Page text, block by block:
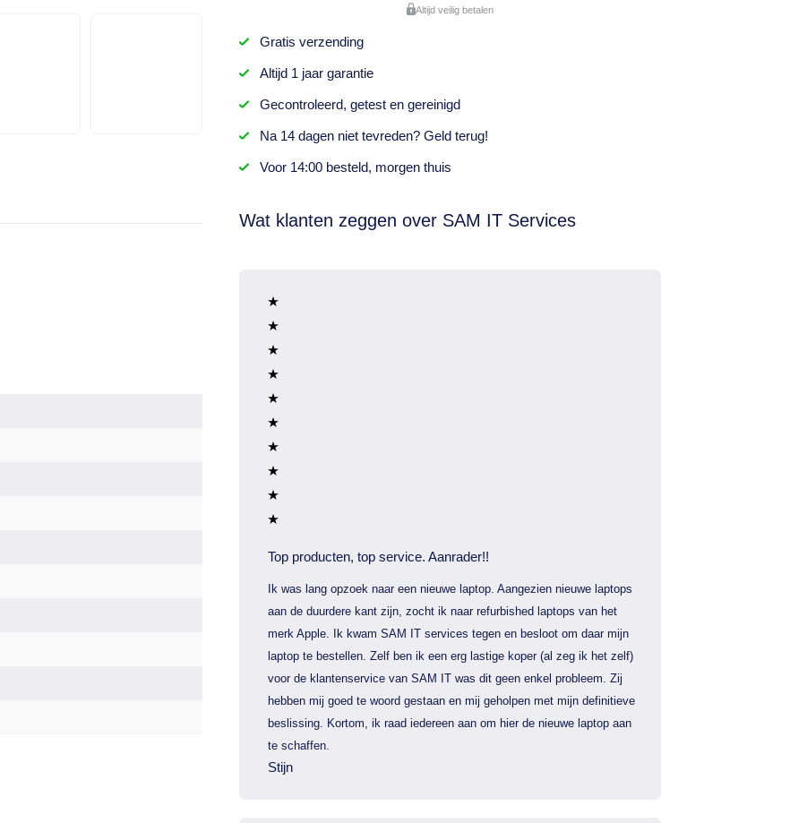
Altijd veilig betalen
Gratis verzending
Altijd 1 jaargarantie
Gecontroleerd, getesten gereinigd
Na 14 dagenniet tevreden? Geld terug!
Voor 14:00 besteld, morgen thuis
Wat klanten zeggen over SAM IT Services
Top producten, top service. Aanrader!!
Ik was lang opzoek naar een nieuwe laptop. Aangezien nieuwe laptops
aan de duurdere kant zijn, zocht ik naar refurbished laptops van het
merk Apple. Ik kwam SAM IT services tegen en besloot om daar mijn
laptop te bestellen. Zelf ben ik een erg lastige koper (al zeg ik het zelf)
voor de klantenservice van SAM IT was dit geen enkel probleem. Zij
hebben mij goed te woord gestaan en mij geholpen met mijn definitieve
beslissing. Kortom, ik raad iedereen aan om hier de nieuwe laptop aan
te schaffen.
Stijn